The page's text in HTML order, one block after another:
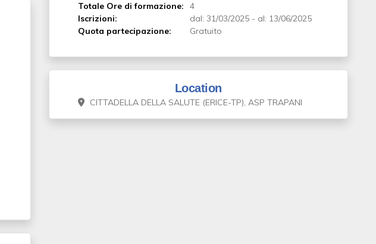
Totale Ore di formazione:
4
Iscrizioni:
dal: 31/03/2025 - al: 13/06/2025
Quota partecipazione:
Gratuito
Location
CITTADELLA DELLA SALUTE (ERICE-TP), ASP TRAPANI